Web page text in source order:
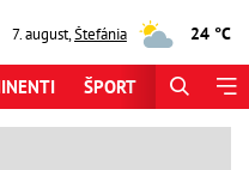
7. august,Štefánia 24 °C
ŠPORT